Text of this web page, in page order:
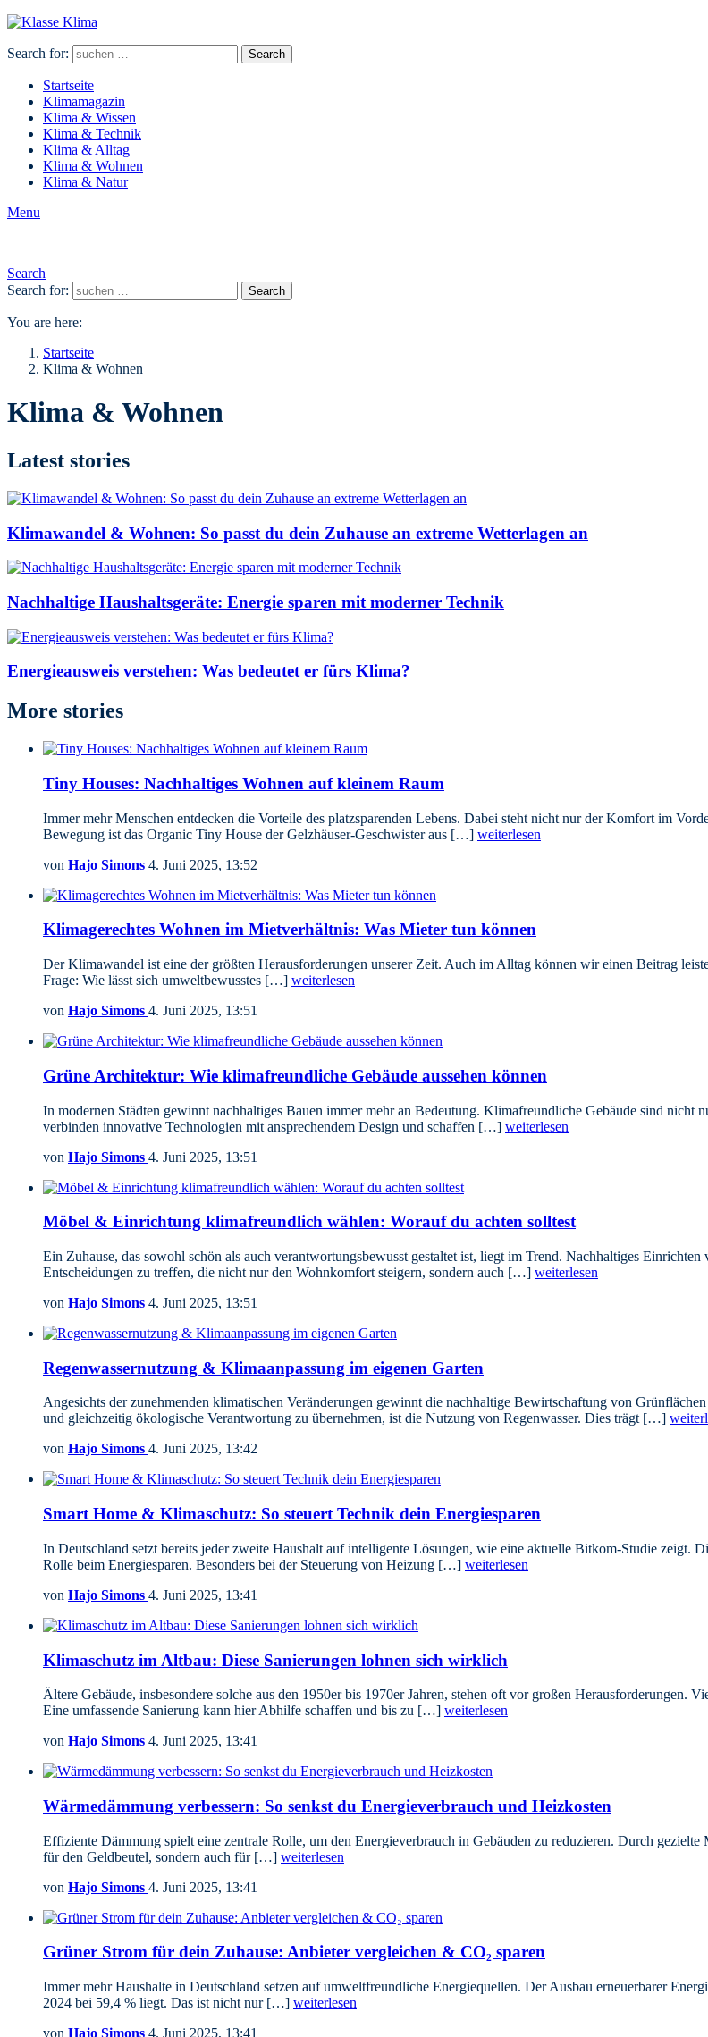
Search for: Search
Startseite
Klimamagazin
Klima & Wissen
Klima & Technik
Klima & Alltag
Klima & Wohnen
Klima & Natur
Menu
Search
Search for:
Search
You are here:
Startseite
Klima & Wohnen
Klima & Wohnen
Latest stories
Klimawandel & Wohnen: So passt du dein Zuhause an extreme Wetterlagen an
Nachhaltige Haushaltsgeräte: Energie sparen mit moderner Technik
Energieausweis verstehen: Was bedeutet er fürs Klima?
More stories
Tiny Houses: Nachhaltiges Wohnen auf kleinem Raum
Immer mehr Menschen entdecken die Vorteile des platzsparenden Lebens. Dabei steht nicht nur der Komfort im
Bewegung ist das Organic Tiny House der Gelzhäuser-Geschwister aus […] weiterlesen
von Hajo Simons 4. Juni 2025, 13:52
Klimagerechtes Wohnen im Mietverhältnis: Was Mieter tun können
Der Klimawandel ist eine der größten Herausforderungen unserer Zeit. Auch im Alltag können wir einen Beitrag
Frage: Wie lässt sich umweltbewusstes […] weiterlesen
von Hajo Simons 4. Juni 2025, 13:51
Grüne Architektur: Wie klimafreundliche Gebäude aussehen können
In modernen Städten gewinnt nachhaltiges Bauen immer mehr an Bedeutung. Klimafreundliche Gebäude sind
verbinden innovative Technologien mit ansprechendem Design und schaffen […] weiterlesen
von Hajo Simons 4. Juni 2025, 13:51
Möbel & Einrichtung klimafreundlich wählen: Worauf du achten solltest
Ein Zuhause, das sowohl schön als auch verantwortungsbewusst gestaltet ist, liegt im Trend. Nachhaltiges
Entscheidungen zu treffen, die nicht nur den Wohnkomfort steigern, sondern auch […] weiterlesen
von Hajo Simons 4. Juni 2025, 13:51
Regenwassernutzung & Klimaanpassung im eigenen Garten
Angesichts der zunehmenden klimatischen Veränderungen gewinnt die nachhaltige Bewirtschaftung von
und gleichzeitig ökologische Verantwortung zu übernehmen, ist die Nutzung von Regenwasser. Dies trägt […]
von Hajo Simons 4. Juni 2025, 13:42
Smart Home & Klimaschutz: So steuert Technik dein Energiesparen
In Deutschland setzt bereits jeder zweite Haushalt auf intelligente Lösungen, wie eine aktuelle Bitkom-Studie zeigt.
Rolle beim Energiesparen. Besonders bei der Steuerung von Heizung […] weiterlesen
von Hajo Simons 4. Juni 2025, 13:41
Klimaschutz im Altbau: Diese Sanierungen lohnen sich wirklich
Ältere Gebäude, insbesondere solche aus den 1950er bis 1970er Jahren, stehen oft vor großen Herausforderungen.
Eine umfassende Sanierung kann hier Abhilfe schaffen und bis zu […] weiterlesen
von Hajo Simons 4. Juni 2025, 13:41
Wärmedämmung verbessern: So senkst du Energieverbrauch und Heizkosten
Effiziente Dämmung spielt eine zentrale Rolle, um den Energieverbrauch in Gebäuden zu reduzieren. Durch
für den Geldbeutel, sondern auch für […] weiterlesen
von Hajo Simons 4. Juni 2025, 13:41
Grüner Strom für dein Zuhause: Anbieter vergleichen & CO₂ sparen
Immer mehr Haushalte in Deutschland setzen auf umweltfreundliche Energiequellen. Der Ausbau erneuerbarer
2024 bei 59,4 % liegt. Das ist nicht nur […] weiterlesen
von Hajo Simons 4. Juni 2025, 13:41